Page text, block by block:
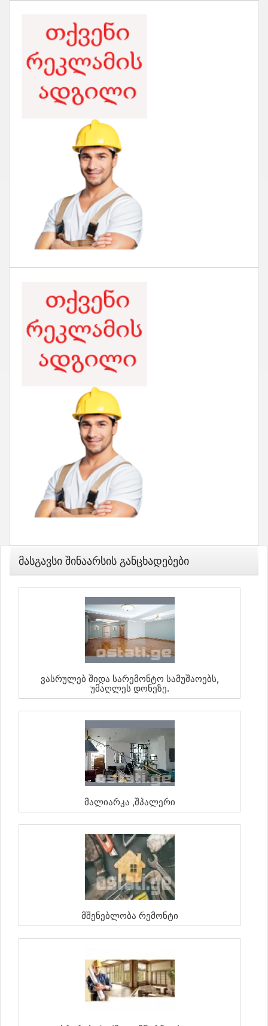
Მასგავსი Შინაარსის Განცხადებები
Ვასრულებ Შიდა Სარემონტო Სამუშაოებს,
Უმაღლეს Დონეზე.
Მალიარკა ,შპალერი
Მშენებლობა Რემონტი